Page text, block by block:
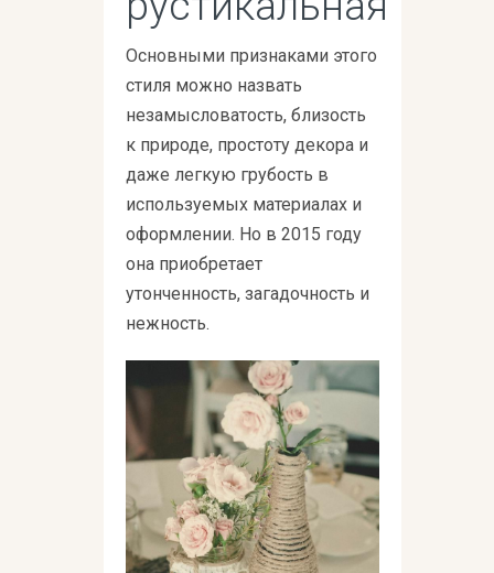
Основными признаками этого
стиля можно назвать
незамысловатость, близость
к природе, простоту декора и
даже легкую грубость в
используемых материалах и
оформлении. Но в 2015 году
она приобретает
утонченность, загадочность и
нежность.